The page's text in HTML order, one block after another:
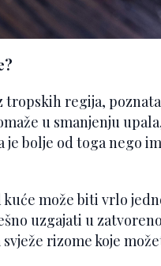
tropskih regija,
u smanjenju
je bolje od toga nego
može biti vrlo
uzgajati u
rizome koje